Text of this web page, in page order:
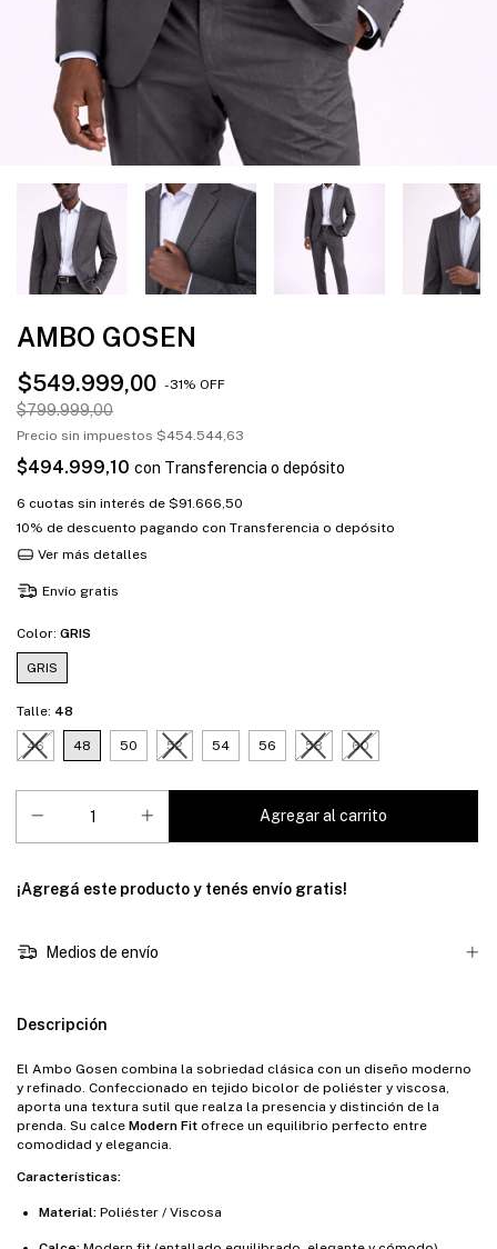
AMBO GOSEN
$549.999,00 -31% OFF
$799.999,00
Precio sin impuestos $454.544,63
$494.999,10 con Transferencia o depósito
6 cuotas sin interés de $91.666,50
10% de descuento pagando con Transferencia o depósito
Ver más detalles
Envío gratis
Color: GRIS
GRIS
Talle: 48
46 48 50 52 54 56 58 60
¡Agregá este producto y tenés envío gratis!
Medios de envío
Descripción
El Ambo Gosen combina la sobriedad clásica con un diseño moderno
y refinado. Confeccionado en tejido bicolor de poliéster y viscosa,
aporta una textura sutil que realza la presencia y distinción de la
prenda. Su calce Modern Fit ofrece un equilibrio perfecto entre
comodidad y elegancia.
Características:
Material: Poliéster / Viscosa